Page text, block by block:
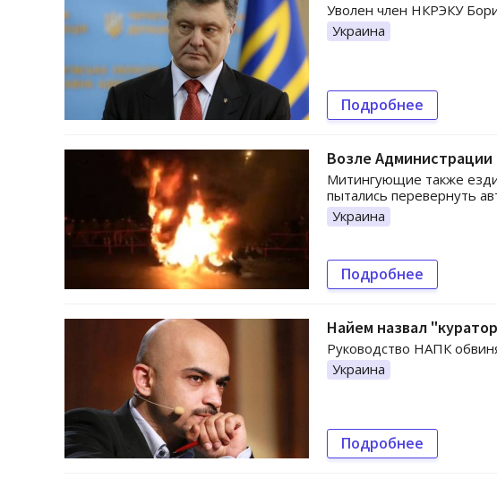
Уволен член НКРЭКУ
Украина
Подробнее
Возле
Митингующие также
пытались перевернуть
Украина
Подробнее
Найем назвал
Руководство НАПК
Украина
Подробнее